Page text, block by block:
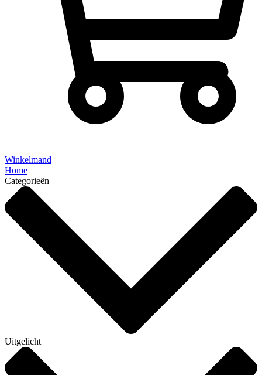
Winkelmand
Home
Categorieën
Uitgelicht